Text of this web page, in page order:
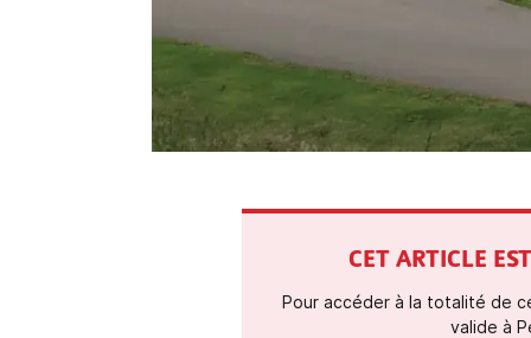
CET ARTICLE
Pour accéder à la totalité de
valide à